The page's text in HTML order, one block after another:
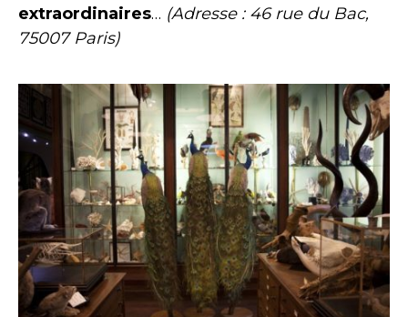
extraordinaires… (Adresse : 46 rue du Bac,
75007 Paris)